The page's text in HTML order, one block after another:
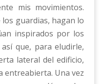
mis movimientos.
guardias, hagan lo
inspirados por los
que, para eludirle,
lateral del edificio,
entreabierta. Una vez